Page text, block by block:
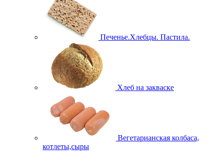
Печенье.Хлебцы. Пастила.
Хлеб на закваске
Вегетарианская колбаса,
котлеты,сыры